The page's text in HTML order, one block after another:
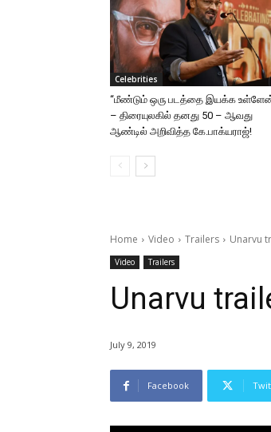
Celebrities
“மீண்டும் ஒரு படத்தை இயக்க
– திரையுலகில் தனது 50 – ஆவது
ஆண்டில் அறிவித்த கே.பாக்யராஜ்!